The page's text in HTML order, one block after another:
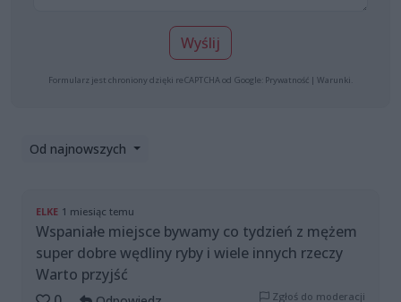
Wyślij
Formularz jest chroniony dzięki reCAPTCHA od Google: Prywatność | Warunki
Od najnowszych
ELKE 1 miesiąc temu
Wspaniałe miejsce bywamy co tydzień z mężem
super dobre wędliny ryby i wiele innych rzeczy
Warto przyjść
Zgłoś do moderacji